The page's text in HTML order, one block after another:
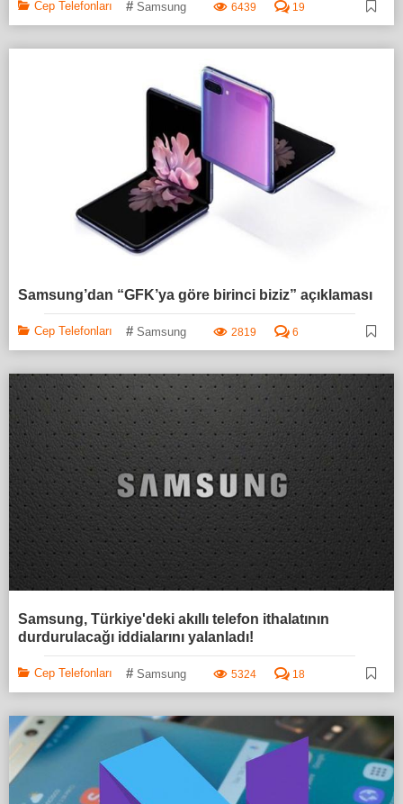
Cep Telefonları # Samsung 6439 19
Samsung’dan “GFK’ya göre birinci biziz” açıklaması
Cep Telefonları # Samsung 2819 6
Samsung, Türkiye'deki akıllı telefon ithalatının
durdurulacağı iddialarını yalanladı!
Cep Telefonları # Samsung 5324 18